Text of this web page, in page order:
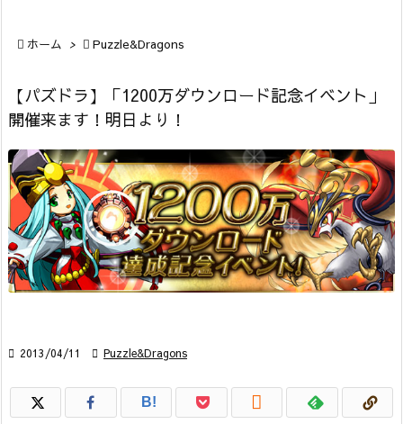
 ホーム >  Puzzle&Dragons
【パズドラ】「1200万ダウンロード記念イベント」
開催来ます！明日より！
 2013/04/11  Puzzle&Dragons
B! 